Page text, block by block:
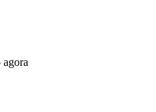
agora